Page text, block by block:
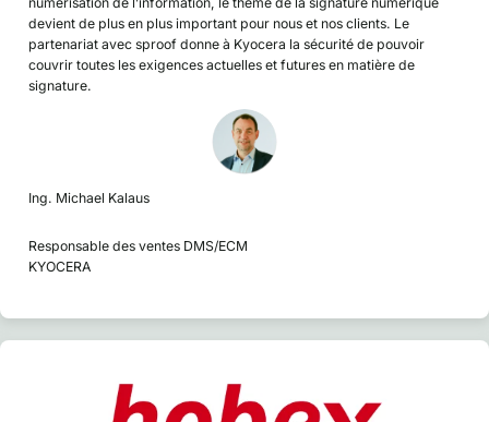
devient de plus en plus important pour nous et nos clients. Le
partenariat avec sproof donne à Kyocera la sécurité de pouvoir
couvrir toutes les exigences actuelles et futures en matière de
signature.
Ing. Michael Kalaus
Responsable des ventes DMS/ECM
KYOCERA